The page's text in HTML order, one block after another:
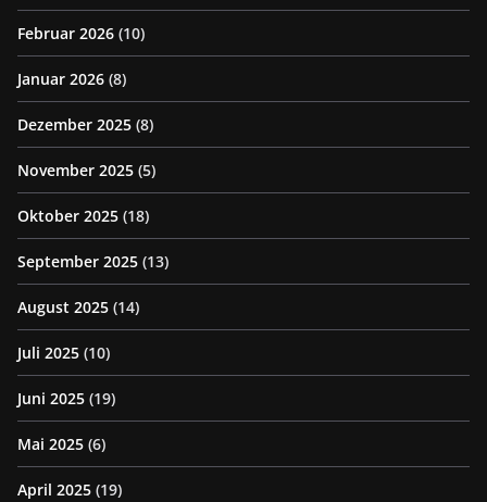
Februar 2026 (10)
Januar 2026 (8)
Dezember 2025 (8)
November 2025 (5)
Oktober 2025 (18)
September 2025 (13)
August 2025 (14)
Juli 2025 (10)
Juni 2025 (19)
Mai 2025 (6)
April 2025 (19)